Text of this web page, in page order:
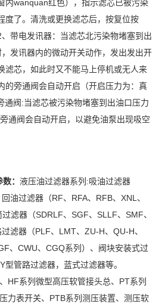
内wanquan红色），指示滤芯已被污染
度了。清洗或更换滤芯后，按复位按
带电发讯器：当滤芯北污染物堵塞到出
发讯器内的微动开关动作，发出发出开
滤芯，如此时又不能马上停机或无人来
的旁通阀会自动开启（开启压力为：真
通阀:当滤芯被污染物堵塞到出油口压力
通阀会自动开启，以避免油泵出现吸空
： 液压油过滤器系列:吸油过滤器
油过滤器（RF、RFA、RFB、XNL、
滤器（SDRLF、SGF、SLLF、SMF、
滤器（PLF、LMT、ZU-H、QU-H、
、CWU、CGQ系列）、阀块安装式过
管路过滤器，蓝式过滤器等。
HF系列微型高压软管接头总、PT系列
力表开关、PTB系列测压装置、测压软